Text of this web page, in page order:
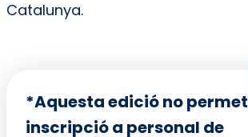
Catalunya.
*Aquesta edició no permet
inscripció a personal de